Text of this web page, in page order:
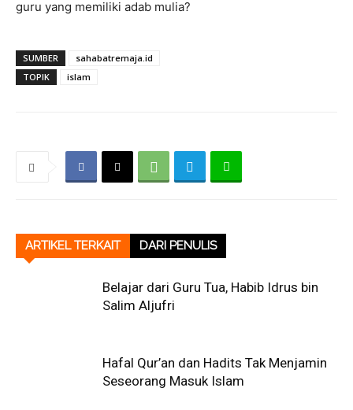
guru yang memiliki adab mulia?
SUMBER
sahabatremaja.id
TOPIK
islam
ARTIKEL TERKAIT DARI PENULIS
Belajar dari Guru Tua, Habib Idrus bin
Salim Aljufri
Hafal Qur’an dan Hadits Tak Menjamin
Seseorang Masuk Islam